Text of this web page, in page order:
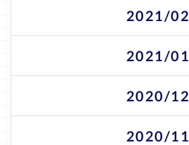
2021/02
2021/01
2020/12
2020/11